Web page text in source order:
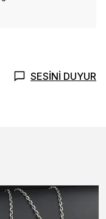
SESİNİ DUYUR